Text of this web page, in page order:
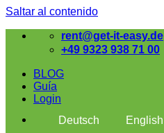
Saltar al contenido
rent@get-it-easy.de
+49 9323 938 71 00
BLOG
Guía
Login
Deutsch
English